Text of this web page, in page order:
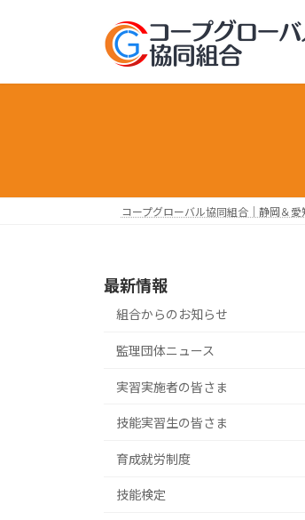
プ
動
コープグローバル協同組合｜静岡＆
最新情報
組合からのお知らせ
監理団体ニュース
実習実施者の皆さま
技能実習生の皆さま
育成就労制度
技能検定